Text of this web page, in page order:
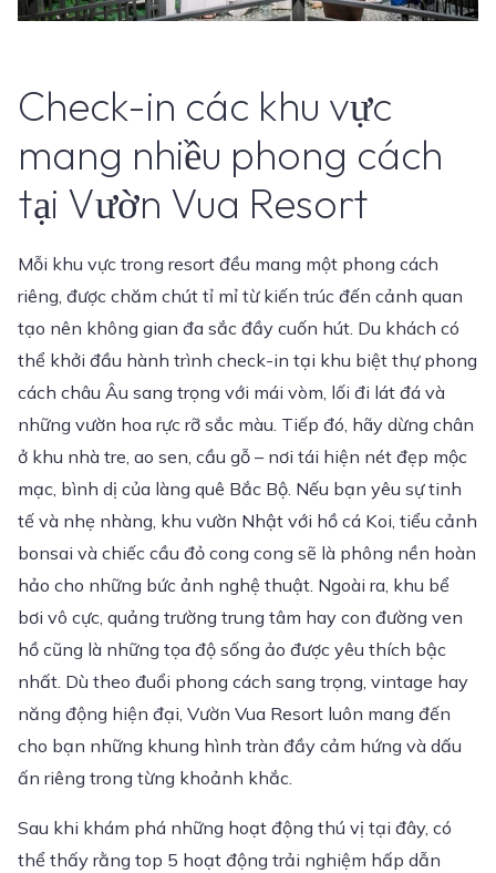
Check-in các khu vực
mang nhiều phong cách
tại Vườn Vua Resort
Mỗi khu vực trong resort đều mang một phong cách
riêng, được chăm chút tỉ mỉ từ kiến trúc đến cảnh quan
tạo nên không gian đa sắc đầy cuốn hút. Du khách có
thể khởi đầu hành trình check-in tại khu biệt thự phong
cách châu Âu sang trọng với mái vòm, lối đi lát đá và
những vườn hoa rực rỡ sắc màu. Tiếp đó, hãy dừng chân
ở khu nhà tre, ao sen, cầu gỗ – nơi tái hiện nét đẹp mộc
mạc, bình dị của làng quê Bắc Bộ. Nếu bạn yêu sự tinh
tế và nhẹ nhàng, khu vườn Nhật với hồ cá Koi, tiểu cảnh
bonsai và chiếc cầu đỏ cong cong sẽ là phông nền hoàn
hảo cho những bức ảnh nghệ thuật. Ngoài ra, khu bể
bơi vô cực, quảng trường trung tâm hay con đường ven
hồ cũng là những tọa độ sống ảo được yêu thích bậc
nhất. Dù theo đuổi phong cách sang trọng, vintage hay
năng động hiện đại, Vườn Vua Resort luôn mang đến
cho bạn những khung hình tràn đầy cảm hứng và dấu
ấn riêng trong từng khoảnh khắc.
Sau khi khám phá những hoạt động thú vị tại đây, có
thể thấy rằng top 5 hoạt động trải nghiệm hấp dẫn